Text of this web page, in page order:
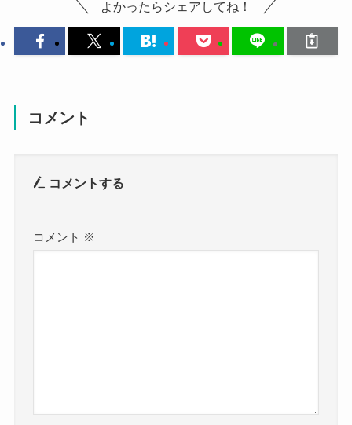
よかったらシェアしてね！
コメント
コメントする
コメント ※